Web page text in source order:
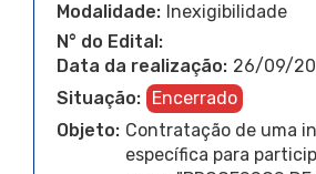
Modalidade: Inexigibilidade
N° do Edital:
Data da realização: 26/09/
Situação: Encerrado
Objeto: Contratação de uma
específica para